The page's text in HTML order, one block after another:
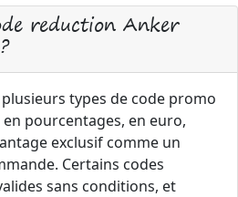
reduction Anker
types de code promo
pourcentages, en euro,
exclusif comme un
Certains codes
sans conditions, et